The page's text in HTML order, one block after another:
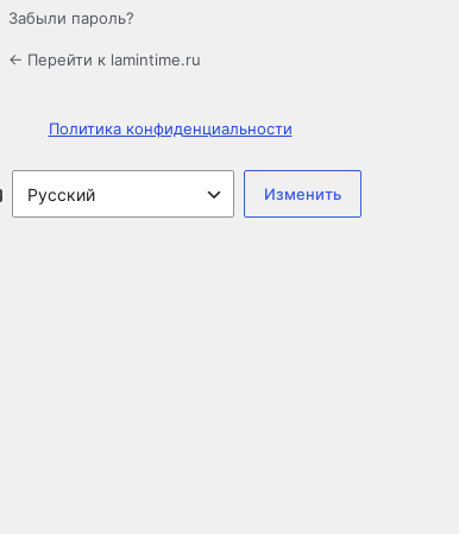
Забыли пароль?
← Перейти к lamintime.ru
Политика конфиденциальности
Язык